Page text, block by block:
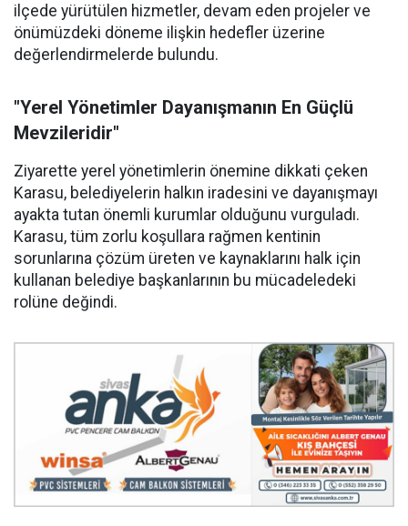
ilçede yürütülen hizmetler, devam eden projeler ve
önümüzdeki döneme ilişkin hedefler üzerine
değerlendirmelerde bulundu.
"Yerel Yönetimler Dayanışmanın En Güçlü
Mevzileridir"
Ziyarette yerel yönetimlerin önemine dikkati çeken
Karasu, belediyelerin halkın iradesini ve dayanışmayı
ayakta tutan önemli kurumlar olduğunu vurguladı.
Karasu, tüm zorlu koşullara rağmen kentinin
sorunlarına çözüm üreten ve kaynaklarını halk için
kullanan belediye başkanlarının bu mücadeledeki
rolüne değindi.